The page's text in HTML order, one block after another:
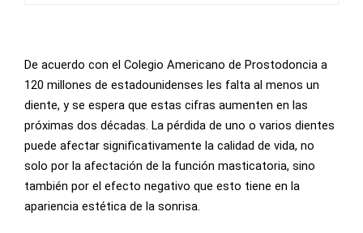
De acuerdo con el Colegio Americano de Prostodoncia a
120 millones de estadounidenses les falta al menos un
diente, y se espera que estas cifras aumenten en las
próximas dos décadas. La pérdida de uno o varios dientes
puede afectar significativamente la calidad de vida, no
solo por la afectación de la función masticatoria, sino
también por el efecto negativo que esto tiene en la
apariencia estética de la sonrisa.